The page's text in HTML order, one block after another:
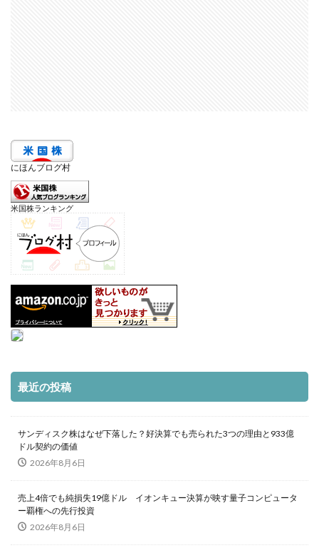
にほんブログ村
米国株ランキング
最近の投稿
サンディスク株はなぜ下落した？好決算でも売られた3つの理由と933億
ドル契約の価値
2026年8月6日
売上4倍でも純損失19億ドル イオンキュー決算が映す量子コンピュータ
ー覇権への先行投資
2026年8月6日